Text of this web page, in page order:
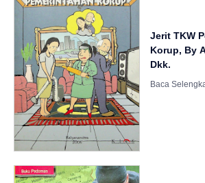
Jerit TKW
Korup, By
Dkk.